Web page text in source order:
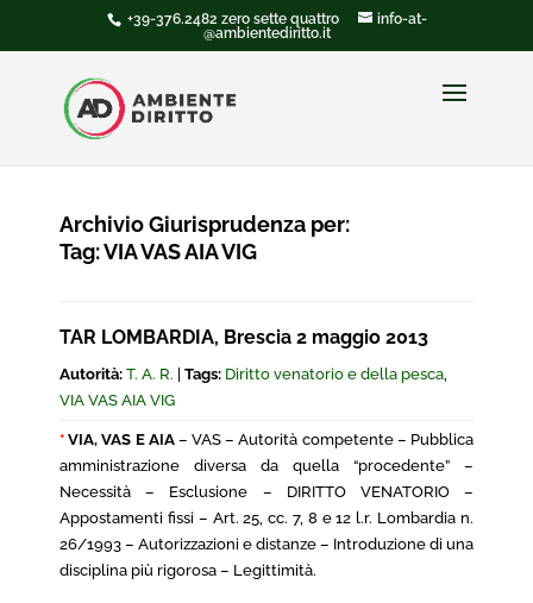
+39-376.2482 zero sette quattro
info-at-
@ambientediritto.it
Archivio Giurisprudenza per:
Tag:VIA VAS AIA VIG
TAR LOMBARDIA, Brescia 2 maggio 2013
Autorità: T. A. R. Tags: Diritto venatorio e della pesca,
VIA VAS AIA VIG
*VIA, VAS E AIA– VAS – Autorità competente – Pubblica
amministrazione diversa da quella “procedente” –
Necessità – Esclusione – DIRITTO VENATORIO –
Appostamenti fissi – Art. 25, cc. 7, 8 e 12 l.r. Lombardia n.
26/1993 – Autorizzazioni e distanze – Introduzione di una
disciplina più rigorosa – Legittimità.